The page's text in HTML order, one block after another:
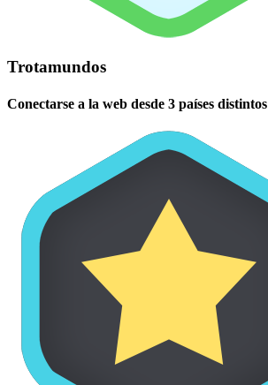
Trotamundos
Conectarse a la web desde 3 países distintos